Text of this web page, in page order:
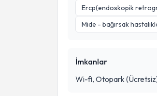
Ercp(endoskopik
Mide - bağırsak
İmkanlar
Wi-fi, Otopark